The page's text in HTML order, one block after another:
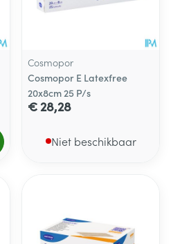
Cosmopor
Cosmopor E Latexfree
20x8cm 25 P/s
€ 28,28
Niet beschikbaar